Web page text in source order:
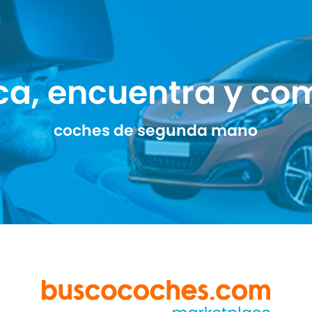
encuentra y
coches de segunda mano